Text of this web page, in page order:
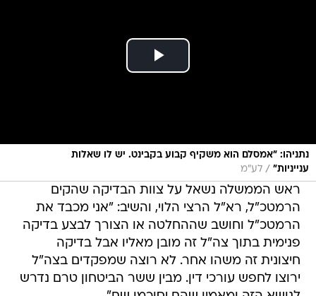
נתניהו: "אמסלם הוא משקיף קבוע בקבינט. יש לו שאלות
ענייניות" / לע"מ
ראש הממשלה נשאל על צוות הבדיקה שהקים
הרמטכ"ל, רא"ל הרצי הלוי, והשיב: "אני מכבד את
הרמטכ"ל וחושב שההחלטה או הצורך לבצע בדיקה
פנימית בתוך צה"ל זה מובן מאליו אבל בדיקה
חיצונית זה משהו אחר. לא רוצה שמפקדים בצה"ל
ירוצו לחפש עורכי דין. מבין ששר הביטחון טרם נדרש